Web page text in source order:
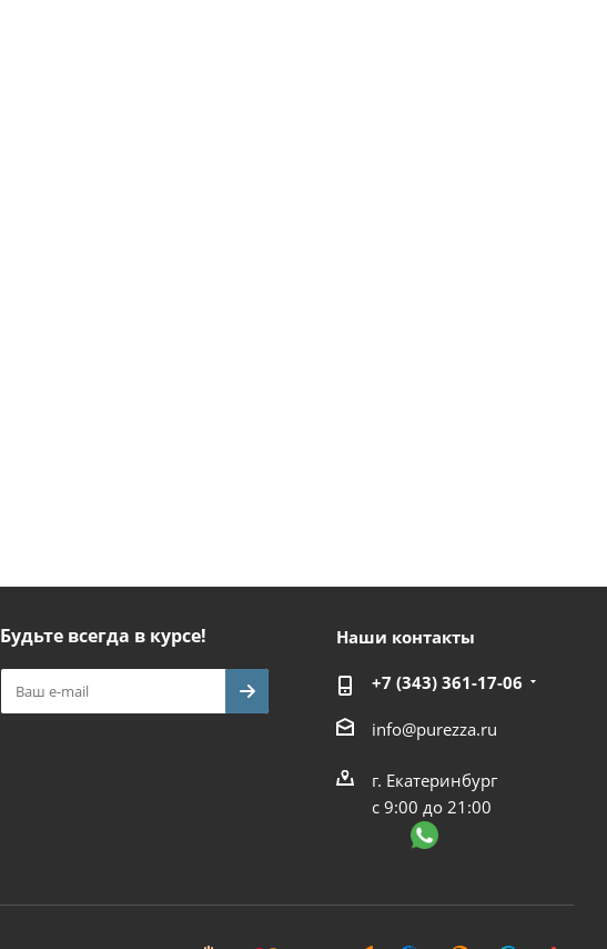
Будьте всегда в курсе! Наши контакты
+7 (343) 361-17-06
info@purezza.ru
г. Екатеринбург
с 9:00 до 21:00